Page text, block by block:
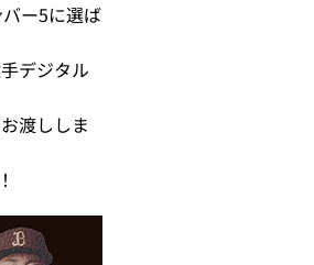
ー5に選ば
デジタル
渡ししま